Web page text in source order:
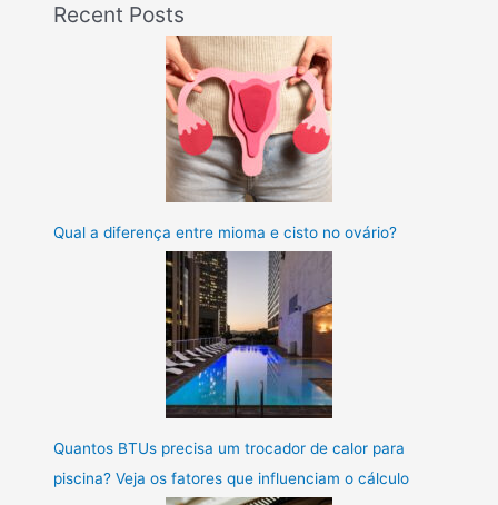
Recent Posts
Qual a diferença entre mioma e cisto no ovário?
Quantos BTUs precisa um trocador de calor para
piscina? Veja os fatores que influenciam o cálculo